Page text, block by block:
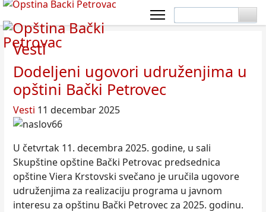
Vesti
Dodeljeni ugovori udruženjima u
opštini Bački Petrovec
Vesti 11 decembar 2025
U četvrtak 11. decembra 2025. godine, u sali
Skupštine opštine Bački Petrovac predsednica
opštine Viera Krstovski svečano je uručila ugovore
udruženjima za realizaciju programa u javnom
interesu za opštinu Bački Petrovec za 2025. godinu.